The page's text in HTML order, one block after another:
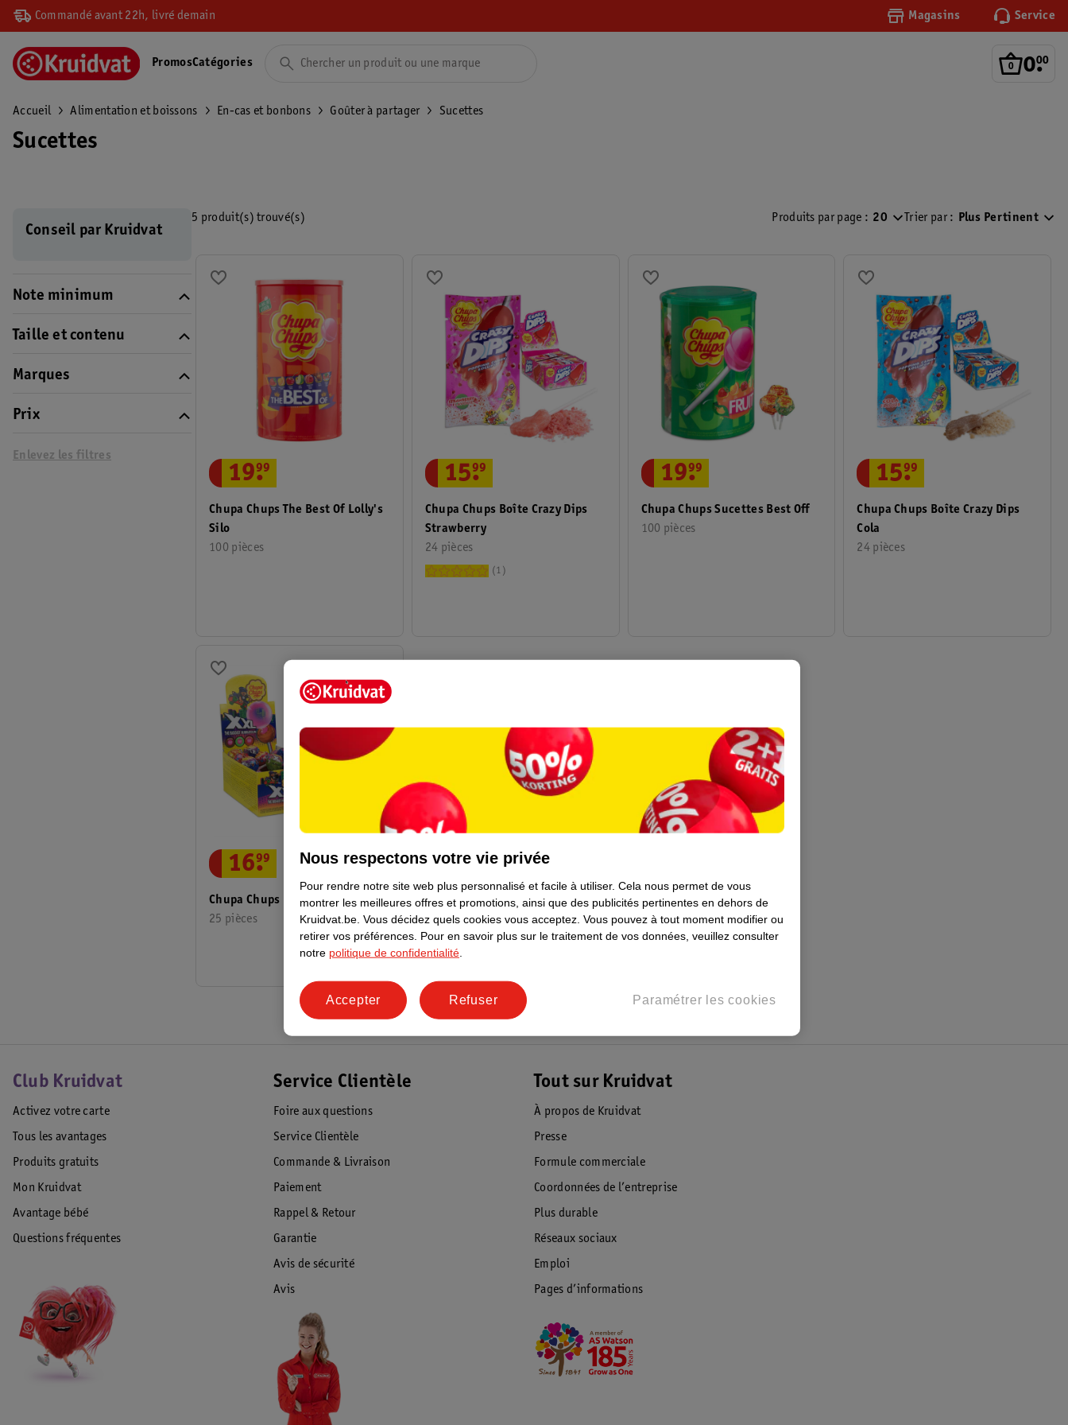
Commandé avant 22h, livré demain Magasins Service
0.
00
PromosCatégories
Accueil Alimentation et boissons En-cas et bonbons Goûter à partager Sucettes
Sucettes
Conseil par Kruidvat
Note minimum
Taille et contenu
Marques
Prix
Enlevez les filtres
5 produit(s) trouvé(s) Produits par page : 20 Trier par : Plus Pertinent
Chupa Chups The Best Of Lolly's
Silo
100 pièces
19.
99
Chupa Chups Boîte Crazy Dips
Strawberry
24 pièces
15.
99
1
Chupa Chups Sucettes Best Off
100 pièces
19.
99
Chupa Chups Boîte Crazy Dips
Cola
24 pièces
15.
99
Chupa Chups Boîte XXL
25 pièces
16.
99
Club Kruidvat
Activez votre carte
Tous les avantages
Produits gratuits
Mon Kruidvat
Avantage bébé
Questions fréquentes
Service Clientèle
Foire aux questions
Service Clientèle
Commande & Livraison
Paiement
Rappel & Retour
Garantie
Avis de sécurité
Avis
Tout sur Kruidvat
À propos de Kruidvat
Presse
Formule commerciale
Coordonnées de l’entreprise
Plus durable
Réseaux sociaux
Emploi
Pages d’informations
Nous respectons votre vie privée
Pour rendre notre site web plus personnalisé et facile à utiliser. Cela nous permet de vous
montrer les meilleures offres et promotions, ainsi que des publicités pertinentes en dehors de
Kruidvat.be. Vous décidez quels cookies vous acceptez. Vous pouvez à tout moment modifier ou
retirer vos préférences. Pour en savoir plus sur le traitement de vos données, veuillez consulter
notre politique de confidentialité
Paramétrer les cookies
Refuser
Accepter